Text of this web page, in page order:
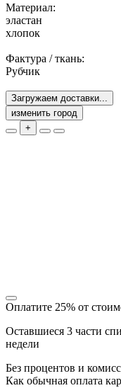
Материал:
эластан
хлопок
Фактура / ткань:
Рубчик
Загружаем доставки...
изменить город
+
Оплатите 25% от
Оставшиеся 3 части
недели
Без процентов и
Как обычная оплата